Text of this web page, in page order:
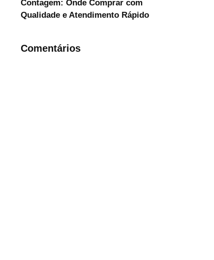
Contagem: Onde Comprar com
Qualidade e Atendimento Rápido
Comentários